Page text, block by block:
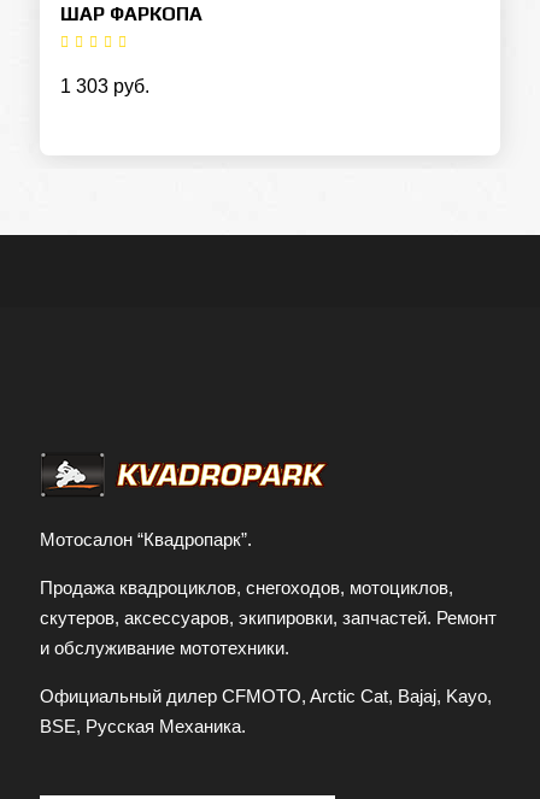
ШАР ФАРКОПА
1 303 руб.
Мотосалон “Квадропарк”.
Продажа квадроциклов, снегоходов, мотоциклов,
скутеров, аксессуаров, экипировки, запчастей. Ремонт
и обслуживание мототехники.
Официальный дилер CFMOTO, Arctic Cat, Bajaj, Kayo,
BSE, Русская Механика.